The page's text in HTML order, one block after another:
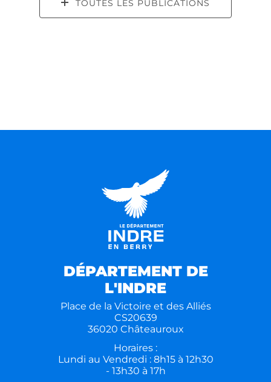
TOUTES LES PUBLICATIONS
DÉPARTEMENT DE
L'INDRE
Place de la Victoire et des Alliés
CS20639
36020 Châteauroux
Horaires :
Lundi au Vendredi : 8h15 à 12h30
- 13h30 à 17h